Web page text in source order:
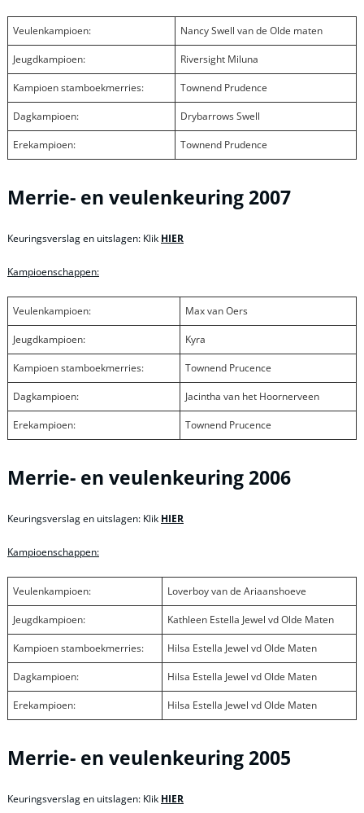
Veulenkampioen: Nancy Swell van de Olde maten
Jeugdkampioen: Riversight Miluna
Kampioen stamboekmerries: Townend Prudence
Dagkampioen: Drybarrows Swell
Erekampioen: Townend Prudence
Merrie- en veulenkeuring 2007
Keuringsverslag en uitslagen: Klik HIER
Kampioenschappen:
Veulenkampioen: Max van Oers
Jeugdkampioen: Kyra
Kampioen stamboekmerries: Townend Prucence
Dagkampioen: Jacintha van het Hoornerveen
Erekampioen: Townend Prucence
Merrie- en veulenkeuring 2006
Keuringsverslag en uitslagen: Klik HIER
Kampioenschappen:
Veulenkampioen: Loverboy van de Ariaanshoeve
Jeugdkampioen: Kathleen Estella Jewel vd Olde Maten
Kampioen stamboekmerries: Hilsa Estella Jewel vd Olde Maten
Dagkampioen: Hilsa Estella Jewel vd Olde Maten
Erekampioen: Hilsa Estella Jewel vd Olde Maten
Merrie- en veulenkeuring 2005
Keuringsverslag en uitslagen: Klik HIER